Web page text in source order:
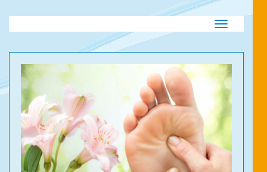
Navigation